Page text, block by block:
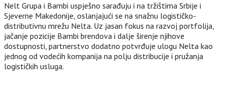
Nelt Grupa i Bambi uspješno sarađuju i na tržištima Srbije i
Sjeverne Makedonije, oslanjajući se na snažnu logističko-
distributivnu mrežu Nelta. Uz jasan fokus na razvoj portfolija,
jačanje pozicije Bambi brendova i dalje širenje njihove
dostupnosti, partnerstvo dodatno potvrđuje ulogu Nelta kao
jednog od vodećih kompanija na polju distribucije i pružanja
logističkih usluga.